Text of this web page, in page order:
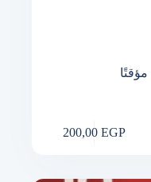
200,00EGP